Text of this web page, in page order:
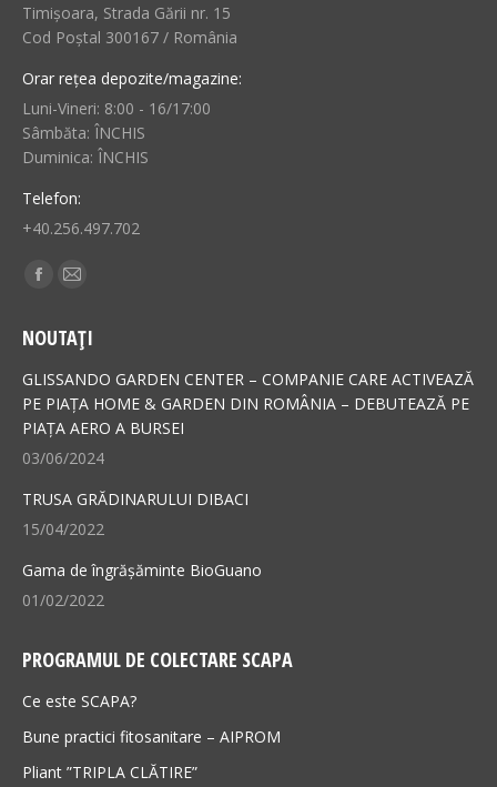
Timișoara, Strada Gării nr. 15
Cod Poștal 300167 / România
Orar rețea depozite/magazine:
Luni-Vineri: 8:00 - 16/17:00
Sâmbăta: ÎNCHIS
Duminica: ÎNCHIS
Telefon:
+40.256.497.702
Find us on:
Facebook
opens
in
new
window
Mail
opens
in
new
window
NOUTAȚI
GLISSANDO GARDEN CENTER – COMPANIE CARE ACTIVEAZĂ
PE PIAȚA HOME & GARDEN DIN ROMÂNIA – DEBUTEAZĂ PE
PIAȚA AERO A BURSEI
03/06/2024
TRUSA GRĂDINARULUI DIBACI
15/04/2022
Gama de îngrășăminte BioGuano
01/02/2022
PROGRAMUL DE COLECTARE SCAPA
Ce este SCAPA?
Bune practici fitosanitare – AIPROM
Pliant ”TRIPLA CLĂTIRE”